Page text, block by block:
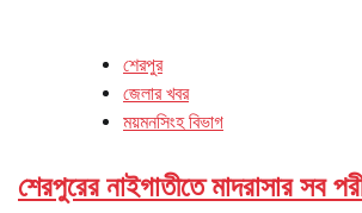
শেরপুর
জেলার খবর
ময়মনসিংহ বিভাগ
শেরপুরের নাইগাতীতে মাদরাসার সব